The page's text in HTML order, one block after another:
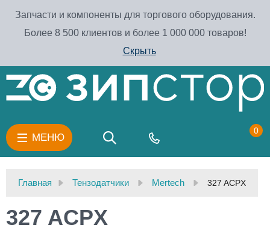
Запчасти и компоненты для торгового оборудования.
Более 8 500 клиентов и более 1 000 000 товаров!
Скрыть
МЕНЮ
0
Главная Тензодатчики Mertech 327 ACPX
327 ACPX